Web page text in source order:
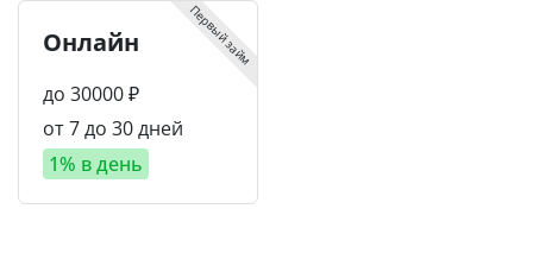
Первый займ
Онлайн
до 30000 ₽
от 7 до 30 дней
1% в день